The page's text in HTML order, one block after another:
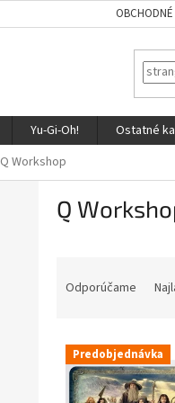
Yu-Gi-Oh! Ostatné
Q Workshop
Q
n
Odporúčame
V Predobjednávka